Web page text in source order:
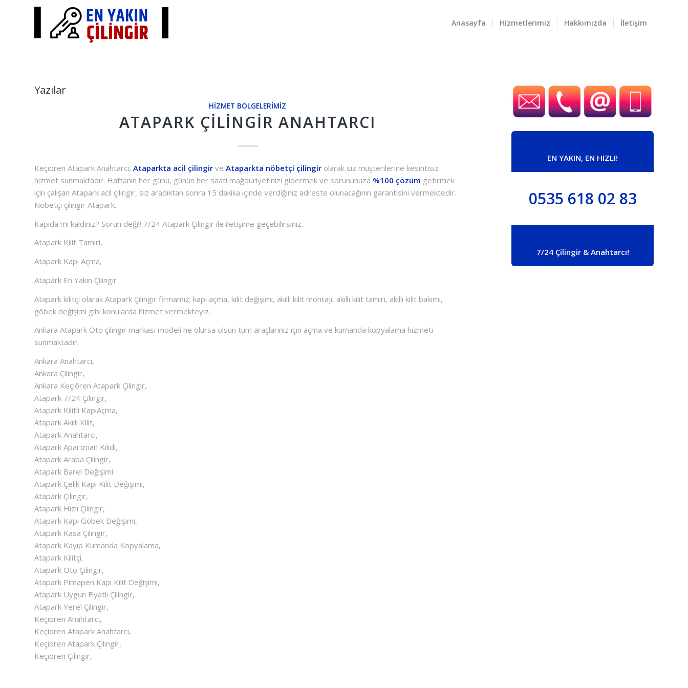
Anasayfa Hizmetlerimiz Hakkımızda İletişim
Yazılar
HIZMET BÖLGELERIMIZ
ATAPARK ÇILINGIR ANAHTARCI
Keçiören Atapark Anahtarcı, Ataparkta acil çilingir ve Ataparkta nöbetçi çilingir olarak siz müşterilerine kesintisiz
hizmet sunmaktadır. Haftanın her günü, günün her saati mağduriyetinizi gidermek ve sorununuza %100 çözüm getirmek
için çalışan Atapark acil çilingir, siz aradıktan sonra 15 dakika içinde verdiğiniz adreste olunacağının garantisini vermektedir.
Nöbetçi çilingir Atapark.
Kapıda mı kaldınız? Sorun değil! 7/24 Atapark Çilingir ile iletişime geçebilirsiniz.
Atapark Kilit Tamiri,
Atapark Kapı Açma,
Atapark En Yakın Çilingir
Atapark kilitçi olarak Atapark Çilingir firmamız; kapı açma, kilit değişimi, akıllı kilit montajı, akıllı kilit tamiri, akıllı kilit bakımı,
göbek değişimi gibi konularda hizmet vermekteyiz.
Ankara Atapark Oto çilingir markası modeli ne olursa olsun tüm araçlarınız için açma ve kumanda kopyalama hizmeti
sunmaktadır.
Ankara Anahtarcı,
Ankara Çilingir,
Ankara Keçiören Atapark Çilingir,
Atapark 7/24 Çilingir,
Atapark Kilitli KapıAçma,
Atapark Akıllı Kilit,
Atapark Anahtarcı,
Atapark Apartman Kilidi,
Atapark Araba Çilingir,
Atapark Barel Değişimi
Atapark Çelik Kapı Kilit Değişimi,
Atapark Çilingir,
Atapark Hızlı Çilingir,
Atapark Kapı Göbek Değişimi,
Atapark Kasa Çilingir,
Atapark Kayıp Kumanda Kopyalama,
Atapark Kilitçi,
Atapark Oto Çilingir,
Atapark Pimapen Kapı Kilit Değişimi,
Atapark Uygun Fiyatlı Çilingir,
Atapark Yerel Çilingir,
Keçiören Anahtarcı,
Keçiören Atapark Anahtarcı,
Keçiören Atapark Çilingir,
Keçiören Çilingir,
EN YAKIN, EN HIZLI!
0535 618 02 83
7/24 Çilingir & Anahtarcı!